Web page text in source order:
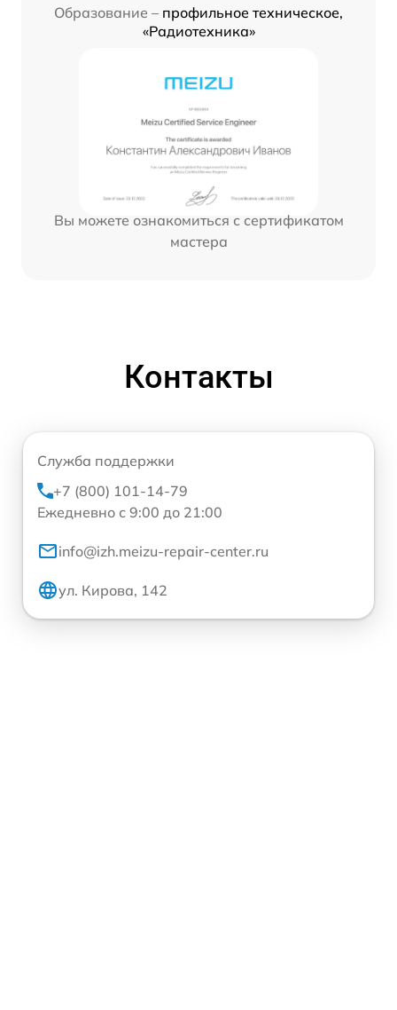
Образование – профильное техническое,
«Радиотехника»
Вы можете ознакомиться с сертификатом
мастера
Контакты
Служба поддержки
+7 (800) 101-14-79
Ежедневно с 9:00 до 21:00
info@izh.meizu-repair-center.ru
ул. Кирова, 142